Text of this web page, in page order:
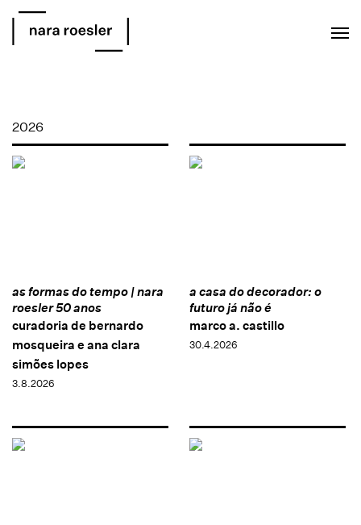
2026
as formas do tempo | nara
roesler 50 anos
curadoria de bernardo
mosqueira e ana clara
simões lopes
3.8.2026
a casa do decorador: o
futuro já não é
marco a. castillo
30.4.2026